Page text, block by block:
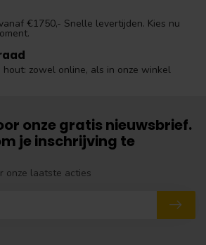
€1750,- Snelle levertijden. Kies nu
hout: zowel online, als in onze winkel
onze gratis nieuwsbrief.
je inschrijving te
onze laatste acties